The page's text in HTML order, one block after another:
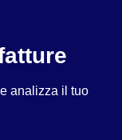
analizza il tuo